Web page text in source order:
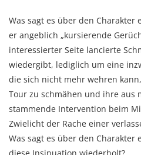
Was sagt es über den Charakter
er angeblich „kursierende
interessierter Seite lancierte
wiedergibt, lediglich um eine
die sich nicht mehr wehren
Tour zu schmähen und ihre aus
stammende Intervention beim
Zwielicht der Rache einer
Was sagt es über den Charakter